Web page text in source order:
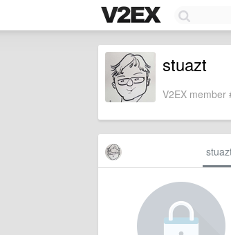
stuazt
V2EX member